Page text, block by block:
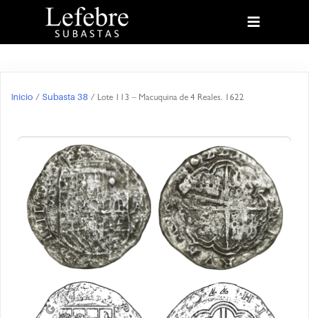
Inicio / Subasta 38 / Lote 113 – Macuquina de 4 Reales. 1622